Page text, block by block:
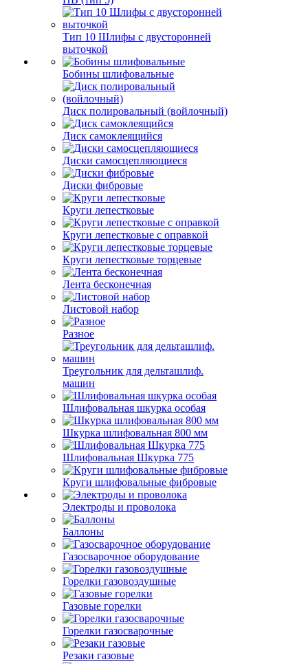
Тип 10 Шлифы с двусторонней
выточкой
Бобины шлифовальные
Диск полировальный (войлочный)
Диск самоклеящийся
Диски самосцепляющиеся
Диски фибровые
Круги лепестковые
Круги лепестковые с оправкой
Круги лепестковые торцевые
Лента бесконечная
Листовой набор
Разное
Треугольник для дельташлиф.
машин
Шлифовальная шкурка особая
Шкурка шлифовальная 800 мм
Шлифовальная Шкурка 775
Круги шлифовальные фибровые
Электроды и проволока
Баллоны
Газосварочное оборудование
Горелки газовоздушные
Газовые горелки
Горелки газосварочные
Резаки газовые